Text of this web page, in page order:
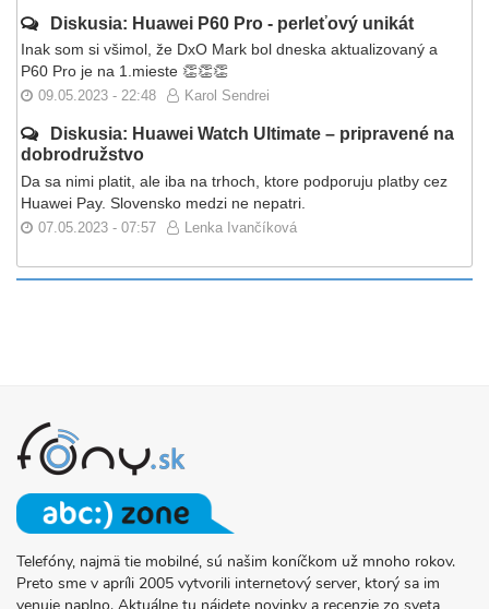
Diskusia: Huawei P60 Pro - perleťový unikát
Inak som si všimol, že DxO Mark bol dneska aktualizovaný a
P60 Pro je na 1.mieste 👏👏👏
09.05.2023 - 22:48 Karol Sendrei
Diskusia: Huawei Watch Ultimate – pripravené na
dobrodružstvo
Da sa nimi platit, ale iba na trhoch, ktore podporuju platby cez
Huawei Pay. Slovensko medzi ne nepatri.
07.05.2023 - 07:57 Lenka Ivančíková
O
PROJEKTE
Telefóny, najmä tie mobilné, sú našim koníčkom už mnoho rokov.
Preto sme v apríli 2005 vytvorili internetový server, ktorý sa im
venuje naplno. Aktuálne tu nájdete novinky a recenzie zo sveta